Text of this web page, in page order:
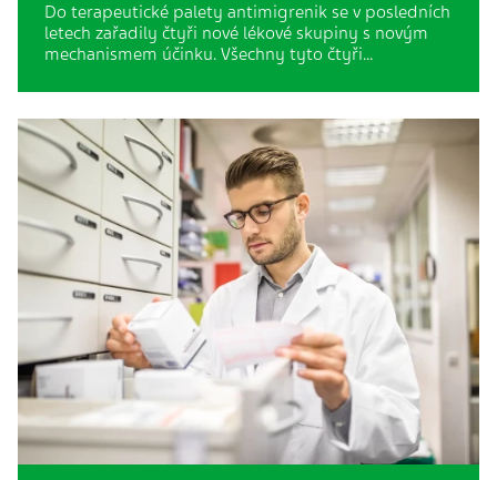
Do terapeutické palety antimigrenik se v posledních
letech zařadily čtyři nové lékové skupiny s novým
mechanismem účinku. Všechny tyto čtyři…